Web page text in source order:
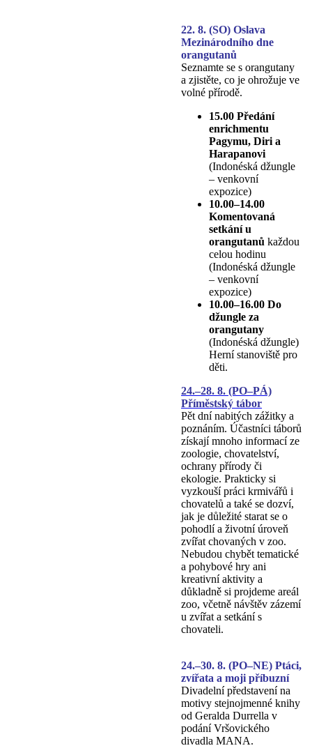
22. 8. (SO) Oslava
Mezinárodního dne
orangutanů
Seznamte se s orangutany
a zjistěte, co je ohrožuje ve
volné přírodě.
15.00 Předání
enrichmentu
Pagymu, Diri a
Harapanovi
(Indonéská džungle
– venkovní
expozice)
10.00–14.00
Komentovaná
setkání u
orangutanů každou
celou hodinu
(Indonéská džungle
– venkovní
expozice)
10.00–16.00 Do
džungle za
orangutany
(Indonéská džungle)
Herní stanoviště pro
děti.
24.–28. 8. (PO–PÁ)
Příměstský tábor
Pět dní nabitých zážitky a
poznáním. Účastníci táborů
získají mnoho informací ze
zoologie, chovatelství,
ochrany přírody či
ekologie. Prakticky si
vyzkouší práci krmivářů i
chovatelů a také se dozví,
jak je důležité starat se o
pohodlí a životní úroveň
zvířat chovaných v zoo.
Nebudou chybět tematické
a pohybové hry ani
kreativní aktivity a
důkladně si projdeme areál
zoo, včetně návštěv zázemí
u zvířat a setkání s
chovateli.
24.–30. 8. (PO–NE) Ptáci,
zvířata a moji příbuzní
Divadelní představení na
motivy stejnojmenné knihy
od Geralda Durrella v
podání Vršovického
divadla MANA.